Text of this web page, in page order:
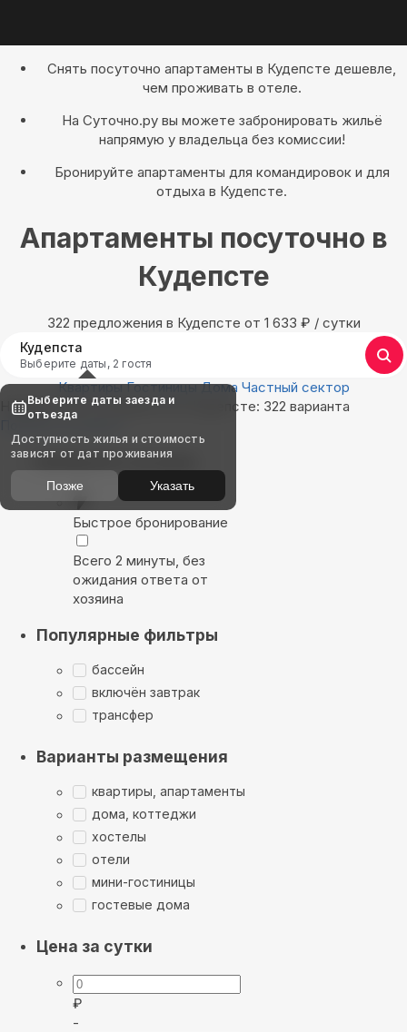
Снять посуточно апартаменты в Кудепсте дешевле,
чем проживать в отеле.
На Суточно.ру вы можете забронировать жильё
напрямую у владельца без комиссии!
Бронируйте апартаменты для командировок и для
отдыха в Кудепсте.
Апартаменты посуточно в
Кудепсте
322 предложения в Кудепсте oт 1 633 ₽ / сутки
Кудепста
Выберите даты, 2 гостя
Квартиры Гостиницы Дома Частный сектор
Найдём, где остановиться в Кудепсте: 322 варианта
Показать на карте
Выбирайте лучшее
Быстрое бронирование
Всего 2 минуты, без
ожидания ответа от
хозяина
Популярные фильтры
бассейн
включён завтрак
трансфер
Варианты размещения
квартиры, апартаменты
дома, коттеджи
хостелы
отели
мини-гостиницы
гостевые дома
Цена за сутки
₽
-
Выберите даты заезда и
отъезда
Доступность жилья и стоимость
зависят от дат проживания
Позже Указать